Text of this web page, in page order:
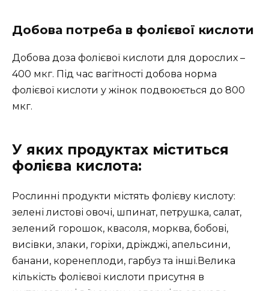
Добова потреба в фолієвої кислоти
Добова доза фолієвої кислоти для дорослих –
400 мкг. Під час вагітності добова норма
фолієвої кислоти у жінок подвоюється до 800
мкг.
У яких продуктах міститься
фолієва кислота:
Рослинні продукти містять фолієву кислоту:
зелені листові овочі, шпинат, петрушка, салат,
зелений горошок, квасоля, морква, бобові,
висівки, злаки, горіхи, дріжджі, апельсини,
банани, коренеплоди, гарбуз та інші.Велика
кількість фолієвої кислоти присутня в